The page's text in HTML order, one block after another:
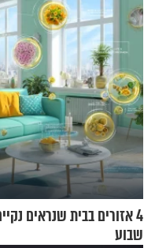
4 אזורים בבית שנראים
שבוע